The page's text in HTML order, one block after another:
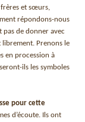
et sœurs,
répondons-nous
pas de donner avec
Prenons le
en procession à
ils les symboles
pour cette
d’écoute. Ils ont